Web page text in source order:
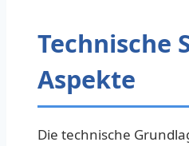
Technische
Aspekte
Die technische